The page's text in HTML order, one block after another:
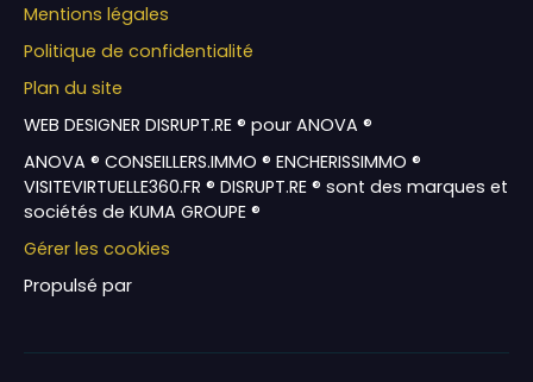
Mentions légales
Politique de confidentialité
Plan du site
WEB DESIGNER DISRUPT.RE ® pour ANOVA ®
ANOVA ® CONSEILLERS.IMMO ® ENCHERISSIMMO ®
VISITEVIRTUELLE360.FR ® DISRUPT.RE ® sont des marques et
sociétés de KUMA GROUPE ®
Gérer les cookies
Propulsé par